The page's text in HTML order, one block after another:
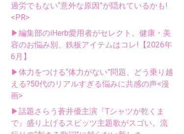
過労でもない“意外な原因”が隠れているかも!
<PR>
▶編集部のiHerb愛用者がセレクト。健康・美
容のお悩み別、鉄板アイテムはコレ!【2026年
6月】
▶体力をつける“体力がない”問題、どう乗り越
える?50代のリアルすぎる悩みに共感の声<漫
画>
▶話題さらう蒼井優主演『Tシャツが乾くま
で』盛り上げるスピッツ主題歌がスゴい。流